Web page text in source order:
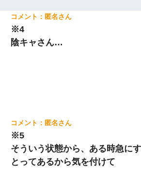
匿名
※4
陰キャさん…
匿名
※5
そういう状態から、ある時急に
とってあるから気を付けて